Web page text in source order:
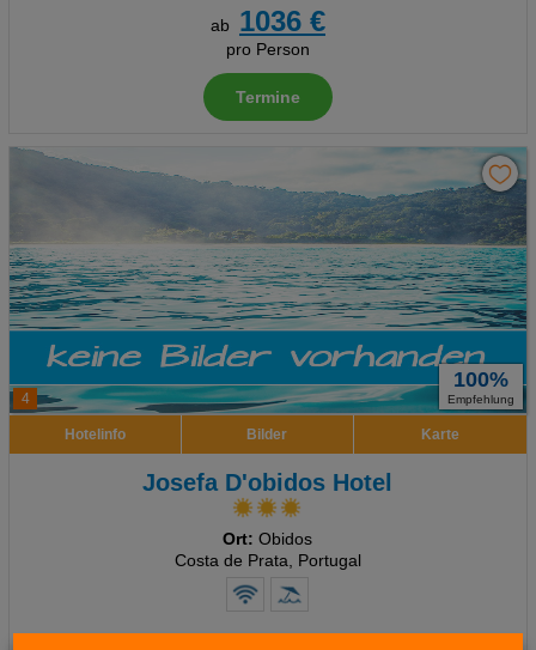
ab
1036 €
pro Person
Termine
4
100%
Empfehlung
Hotelinfo Bilder Karte
Josefa D'obidos Hotel
Ort: Obidos
Costa de Prata, Portugal